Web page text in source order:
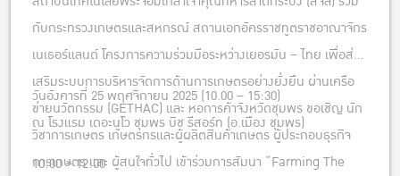
กับกระทรวงเกษตรและสหกรณ์ สถานเอกอัครราชทูตราชอาณาจักร
เนเธอร์แลนด์ โครงการความร่วมมือระหว่างเยอรมัน – ไทย เพื่อส่ง
เสริมระบบการบริหารจัดการด้านการเกษตรอย่างยั่งยืน ผ่านเครือ
ข่ายนวัตกรรม (GETHAC) และ หอการค้าจังหวัดชุมพร ขอเชิญ นัก
วิชาการเกษตร เกษตรกรและผู้ผลิตสินค้าเกษตร ผู้ประกอบธุรกิจ
การเกษตร และ ผู้สนใจทั่วไป เข้าร่วมการสัมนา “Farming The
วันอังคารที่ 25 พฤศจิกายน 2025 (10.00 – 15:30)
ณ โรงแรม เดอะนูโว ชุมพร บิช รีสอร์ท (อ.เมือง ชุมพร)
10:00 – 12:00